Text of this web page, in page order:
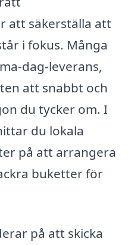
att säkerställa att
i fokus. Många
dag-leverans,
att snabbt och
du tycker om. I
du lokala
på att arrangera
buketter för
på att skicka